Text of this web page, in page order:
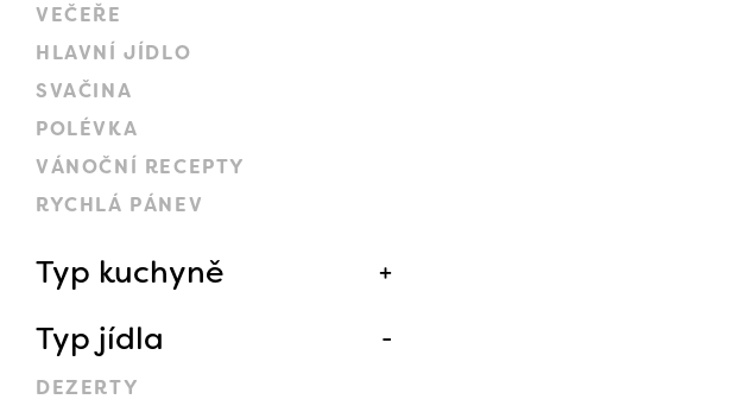
VEČEŘE
HLAVNÍ JÍDLO
SVAČINA
POLÉVKA
VÁNOČNÍ RECEPTY
RYCHLÁ PÁNEV
Typ kuchyně
Typ jídla
DEZERTY